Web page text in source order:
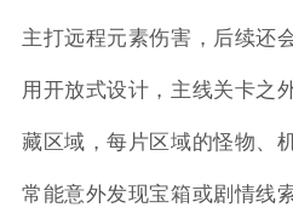
主打远程元素伤害，后续还
用开放式设计，主线关卡之
藏区域，每片区域的怪物、
常能意外发现宝箱或剧情线